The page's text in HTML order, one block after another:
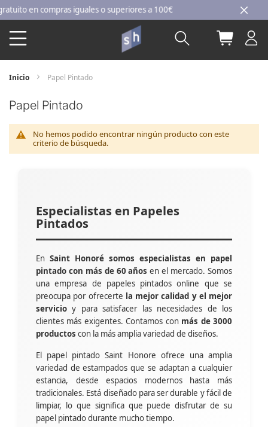
Ir
al
contenido
en compras iguales o superiores a 100€
Buscar Mi
Inicio Papel Pintado
Papel Pintado
No hemos podido encontrar ningún producto con este
criterio de búsqueda.
Especialistas en Papeles
Pintados
En Saint Honoré somos especialistas en papel
pintado con más de 60 años en el mercado. Somos
una empresa de papeles pintados online que se
preocupa por ofrecerte la mejor calidad y el mejor
servicio y para satisfacer las necesidades de los
clientes más exigentes. Contamos con más de 3000
productos con la más amplia variedad de diseños.
El papel pintado Saint Honore ofrece una amplia
variedad de estampados que se adaptan a cualquier
estancia, desde espacios modernos hasta más
tradicionales. Está diseñado para ser durable y fácil de
limpiar, lo que significa que puede disfrutar de su
papel pintado durante mucho tiempo.